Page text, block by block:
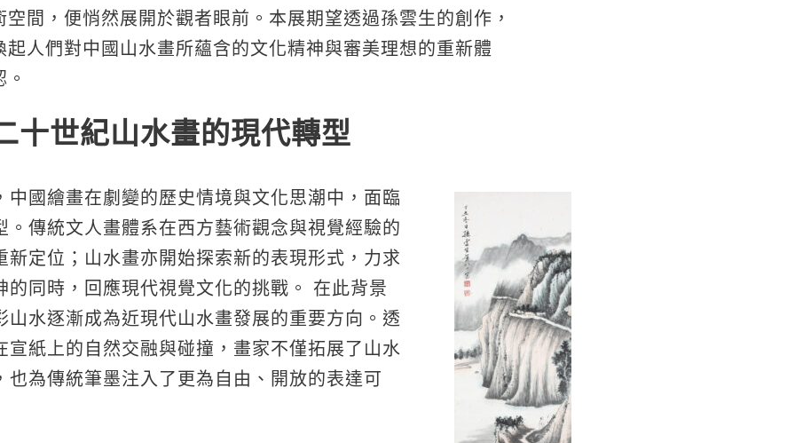
空間，便悄然展開於觀者眼前。本展期望透過孫雲生的創作，
起人們對中國山水畫所蘊含的文化精神與審美理想的重新體
。
十世紀山水畫的現代轉型
中國繪畫在劇變的歷史情境與文化思潮中，面臨
。傳統文人畫體系在西方藝術觀念與視覺經驗的
新定位；山水畫亦開始探索新的表現形式，力求
的同時，回應現代視覺文化的挑戰。 在此背景
山水逐漸成為近現代山水畫發展的重要方向。透
宣紙上的自然交融與碰撞，畫家不僅拓展了山水
也為傳統筆墨注入了更為自由、開放的表達可